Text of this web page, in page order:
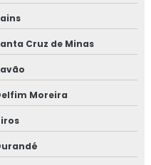
Cruz de Minas
Moreira